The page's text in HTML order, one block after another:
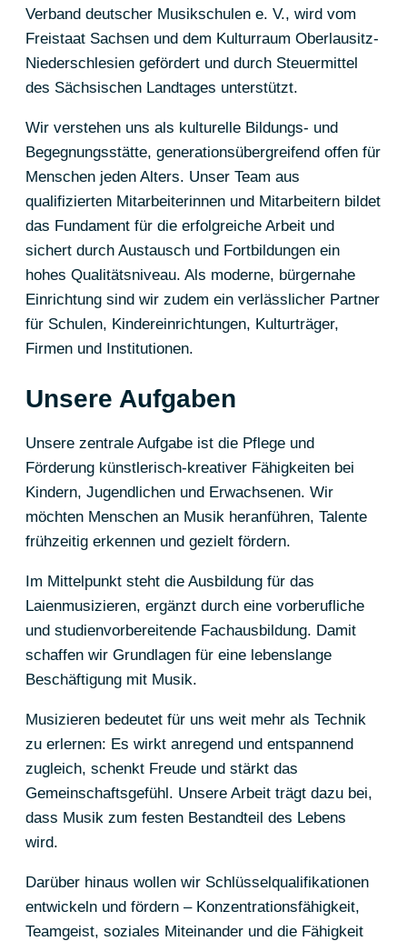
Verband deutscher Musikschulen e. V., wird vom
Freistaat Sachsen und dem Kulturraum Oberlausitz-
Niederschlesien gefördert und durch Steuermittel
des Sächsischen Landtages unterstützt.
Wir verstehen uns als kulturelle Bildungs- und
Begegnungsstätte, generationsübergreifend offen für
Menschen jeden Alters. Unser Team aus
qualifizierten Mitarbeiterinnen und Mitarbeitern bildet
das Fundament für die erfolgreiche Arbeit und
sichert durch Austausch und Fortbildungen ein
hohes Qualitätsniveau. Als moderne, bürgernahe
Einrichtung sind wir zudem ein verlässlicher Partner
für Schulen, Kindereinrichtungen, Kulturträger,
Firmen und Institutionen.
Unsere Aufgaben
Unsere zentrale Aufgabe ist die Pflege und
Förderung künstlerisch-kreativer Fähigkeiten bei
Kindern, Jugendlichen und Erwachsenen. Wir
möchten Menschen an Musik heranführen, Talente
frühzeitig erkennen und gezielt fördern.
Im Mittelpunkt steht die Ausbildung für das
Laienmusizieren, ergänzt durch eine vorberufliche
und studienvorbereitende Fachausbildung. Damit
schaffen wir Grundlagen für eine lebenslange
Beschäftigung mit Musik.
Musizieren bedeutet für uns weit mehr als Technik
zu erlernen: Es wirkt anregend und entspannend
zugleich, schenkt Freude und stärkt das
Gemeinschaftsgefühl. Unsere Arbeit trägt dazu bei,
dass Musik zum festen Bestandteil des Lebens
wird.
Darüber hinaus wollen wir Schlüsselqualifikationen
entwickeln und fördern – Konzentrationsfähigkeit,
Teamgeist, soziales Miteinander und die Fähigkeit